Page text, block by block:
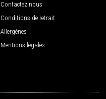
Contactez nous
Conditions de retrait
Allergènes
Mentions légales